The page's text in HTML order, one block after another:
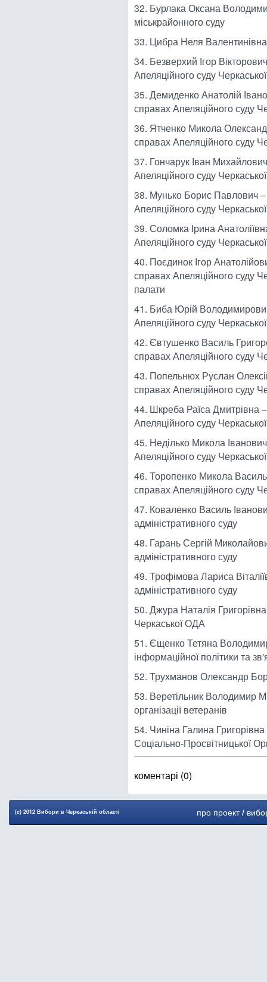
32. Бурлака Оксана
міськрайонного суду
33. Цибра Неля
34. Безверхий Ігор
Апеляційного суду
35. Демиденко Анатолій
справах Апеляційного суду
36. Ятченко Микола
справах Апеляційного суду
37. Гончарук Іван
Апеляційного суду
38. Мунько Борис Павлович –
Апеляційного суду
39. Соломка Ірина
Апеляційного суду
40. Поєдинок Ігор
справах Апеляційного суду
палати
41. Биба Юрій
Апеляційного суду
42. Євтушенко Василь
справах Апеляційного суду
43. Попельнюх Руслан
справах Апеляційного суду
44. Шкреба Раїса Дмитрівна
Апеляційного суду
45. Неділько Микола
Апеляційного суду
46. Торопенко Микола
справах Апеляційного суду
47. Коваленко Василь
адміністративного суду
48. Гарань Сергій
адміністративного суду
49. Трофімова Лариса
адміністративного суду
50. Джура Наталія
Черкаської ОДА
51. Єщенко Тетяна
інформаційної політики та
52. Трухманов Олександр
53. Веретільник Володимир
організації ветеранів
54. Чиніна Галина
Соціально-Просвітницької
коментарі (0)
(c) 2012 Вибори в Черкаськiй областi про проект/